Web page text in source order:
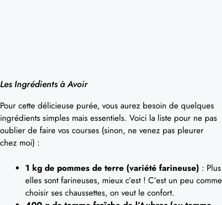
Les Ingrédients à Avoir
Pour cette délicieuse purée, vous aurez besoin de quelques
ingrédients simples mais essentiels. Voici la liste pour ne pas
oublier de faire vos courses (sinon, ne venez pas pleurer
chez moi) :
1 kg de pommes de terre (variété farineuse) : Plus
elles sont farineuses, mieux c’est ! C’est un peu comme
choisir ses chaussettes, on veut le confort.